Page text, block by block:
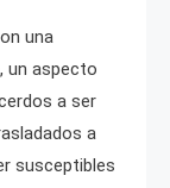
una
un aspecto
a ser
a
susceptibles